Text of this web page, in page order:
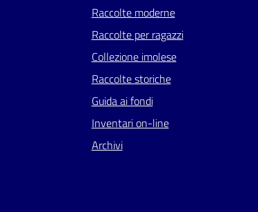
Raccolte moderne
Raccolte per ragazzi
Collezione imolese
Raccolte storiche
Guida ai fondi
Inventari on-line
Archivi